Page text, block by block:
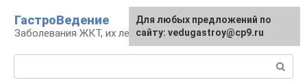
контенту
ГастроВедение
Заболевания ЖКТ, их лечение и профилактика
Для любых предложений по
сайту: vedugastroy@cp9.ru